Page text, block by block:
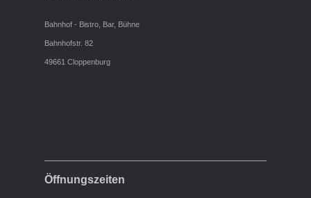
Bahnhof - Bistro, Bar, Bühne
Bahnhofstr. 82
49661 Cloppenburg
Öffnungszeiten